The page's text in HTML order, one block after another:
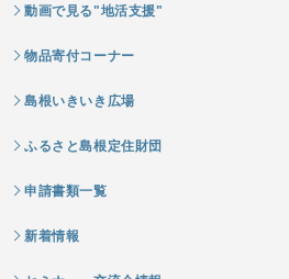
動画で見る"地活支援"
物品寄付コーナー
島根いきいき広場
ふるさと島根定住財団
申請書類一覧
新着情報